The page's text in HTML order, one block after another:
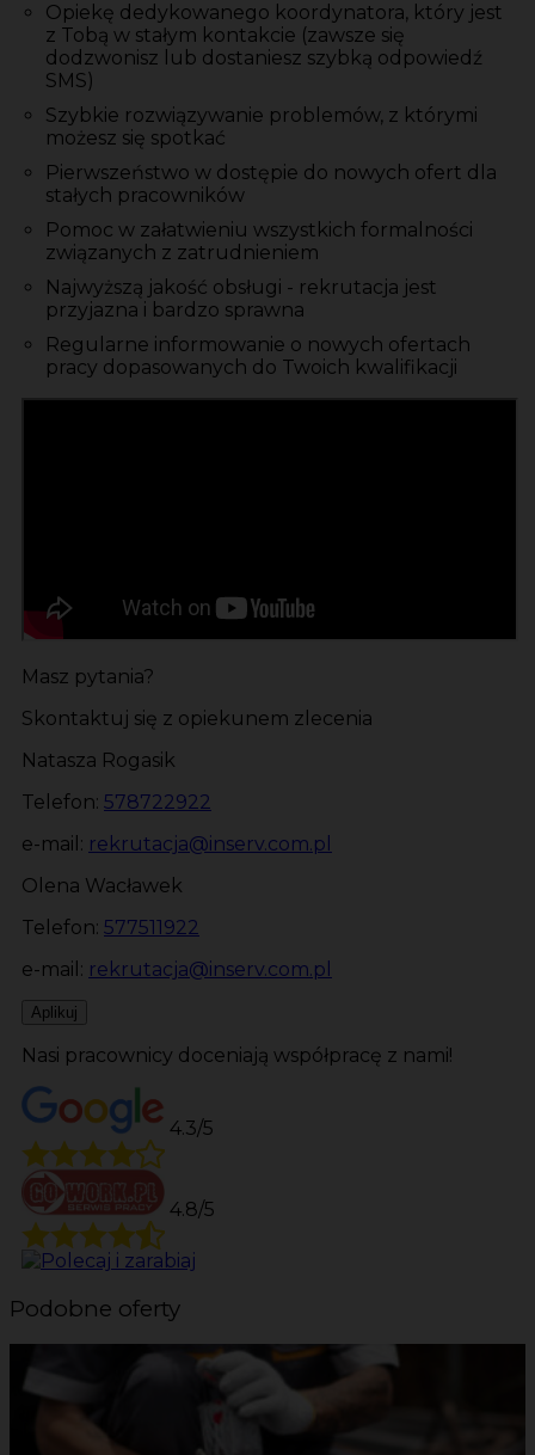
Opiekę dedykowanego koordynatora, który jest
z Tobą w stałym kontakcie (zawsze się
dodzwonisz lub dostaniesz szybką odpowiedź
SMS)
Szybkie rozwiązywanie problemów, z którymi
możesz się spotkać
Pierwszeństwo w dostępie do nowych ofert dla
stałych pracowników
Pomoc w załatwieniu wszystkich formalności
związanych z zatrudnieniem
Najwyższą jakość obsługi - rekrutacja jest
przyjazna i bardzo sprawna
Regularne informowanie o nowych ofertach
pracy dopasowanych do Twoich kwalifikacji
Masz pytania?
Skontaktuj się z opiekunem zlecenia
Natasza Rogasik
Telefon: 578722922
e-mail: rekrutacja@inserv.com.pl
Olena Wacławek
Telefon: 577511922
e-mail: rekrutacja@inserv.com.pl
Aplikuj
Nasi pracownicy doceniają współpracę z nami!
4.3/5
4.8/5
Podobne oferty